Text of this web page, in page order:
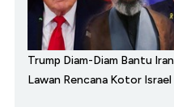
Trump Diam-Diam Bantu Iran
Lawan Rencana Kotor Israel